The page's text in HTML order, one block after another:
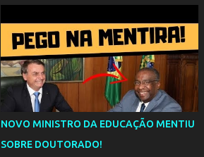
da "estrada comprida", quem carrega amor
na vida sempre encontra o seu caminho e
destino. Reinaldo Cruz enfatiza que seu
coração nasceu para ela e que continuará
esperando enquanto houver canções para
entoar. A obra conclui como uma promessa
de fidelidade e esperança no reencontro,
unindo a tradição da viola com o sentimento
NOVO MINISTRO DA EDUCAÇÃO MENTIU
SOBRE DOUTORADO!